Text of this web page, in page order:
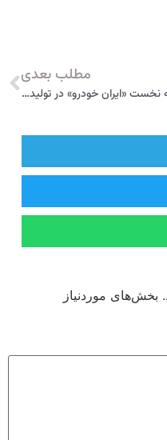
مطلب بعدی
رتبه نخست «ايران خودرو» در توليد خودرو سواري كشور
بخش‌های موردنیاز